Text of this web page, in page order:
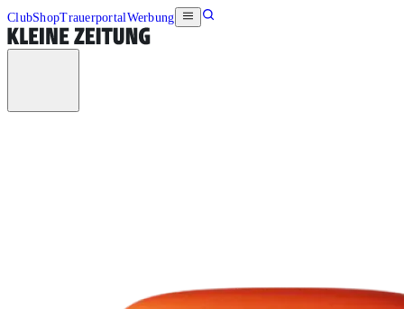
ClubShopTrauerportalWerbung